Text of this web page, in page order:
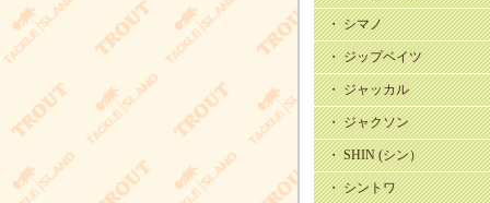
・ シマノ
・ ジップベイツ
・ ジャッカル
・ ジャクソン
・ SHIN (シン）
・ シントワ